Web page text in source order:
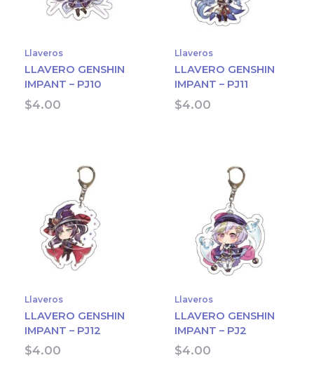
Llaveros
LLAVERO GENSHIN
IMPANT – PJ10
$4.00
Llaveros
LLAVERO GENSHIN
IMPANT – PJ11
$4.00
Llaveros
LLAVERO GENSHIN
IMPANT – PJ12
$4.00
Llaveros
LLAVERO GENSHIN
IMPANT – PJ2
$4.00